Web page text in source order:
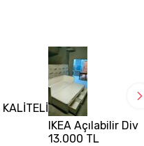
KALİTELİ
IKEA Açılabilir
13.000 TL